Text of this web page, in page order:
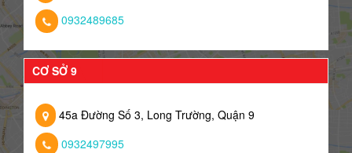
0932489685
CƠ SỞ 9
45a Đường Số 3, Long Trường, Quận 9
0932497995